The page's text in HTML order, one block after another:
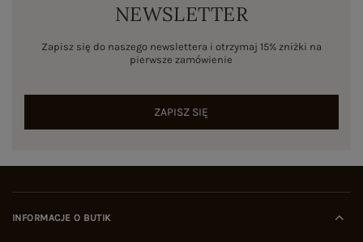
NEWSLETTER
Zapisz się do naszego newslettera i otrzymaj 15% zniżki na
pierwsze zamówienie
ZAPISZ SIĘ
INFORMACJE O BUTIK